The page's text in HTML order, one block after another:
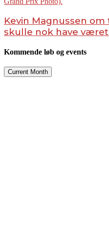
Kevin Magnussen om
skulle nok have været
Kommende løb og events
Current Month